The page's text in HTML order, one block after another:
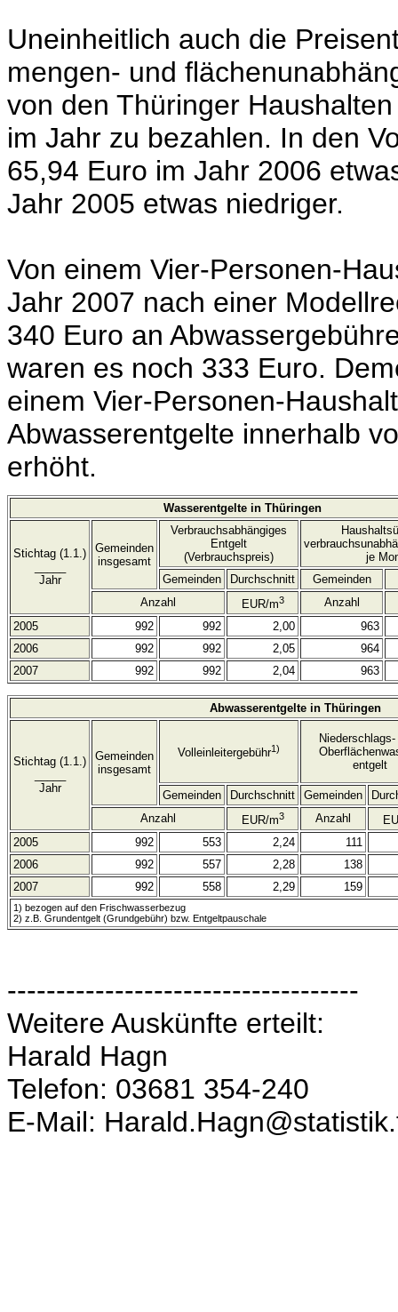
Uneinheitlich auch die
mengen- und
von den Thüringer
im Jahr zu bezahlen. In den
65,94 Euro im Jahr 2006
Jahr 2005 etwas niedriger.
Von einem Vier-Personen-
Jahr 2007 nach einer
340 Euro an
waren es noch 333 Euro.
einem Vier-Personen-
Abwasserentgelte innerhalb
erhöht.
Wasserentgelte in Thüringen
Stichtag (1.1.)
Jahr
Gemeinden
insgesamt
Verbrauchsabhängiges
Entgelt
(Verbrauchspreis)
je
Gemeinden
Durchschnitt Gemeinden
Anzahl
EUR/m3
Anzahl
2005
992 992 2,00
963
2006
992 992 2,05
964
2007
992 992 2,04 963
Abwasserentgelte in Thüringen
Stichtag (1.1.)
Jahr
Gemeinden
insgesamt
Volleinleitergebühr1)
Niederschlags-
entgelt
Gemeinden Durchschnitt Gemeinden
Anzahl
EUR/m3 Anzahl
2005
992 553 2,24
111
2006
992 557 2,28
138
2007
992 558 2,29 159
1) bezogen auf den Frischwasserbezug
2) z.B. Grundentgelt (Grundgebühr) bzw. Entgeltpauschale
------------------------------------
Weitere Auskünfte erteilt:
Harald Hagn
Telefon: 03681 354-240
E-Mail: